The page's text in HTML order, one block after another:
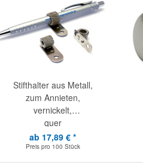
Stifthalter aus Metall,
zum Annieten,
vernickelt,
quer
ab 17,89 € *
Preis pro 100 Stück